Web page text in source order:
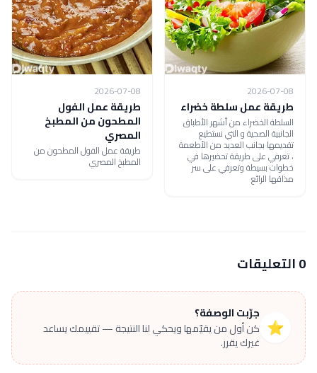
2026-07-08
طريقة عمل سلطة خضراء
السلطة الخضراء من أشهر الأطباق
الجانبية الصحية و التي نستطيع
تقديمها بجانب العديد من الأطعمة
، تعرفي على طريقة تحضيرها في
خطوات بسيطة وتعرفي على سر
مذاقها الرائع
2026-07-08
طريقة عمل الفول
المطحون من المطبخ
المصري
طريقة عمل الفول المطحون من
المطبخ المصري
0 التعليقات
⭐
جرّبت الوصفة؟
كن أول من يقيّمها ويحكي لنا النتيجة — تقييمك يساعد
غيرك يقرر.